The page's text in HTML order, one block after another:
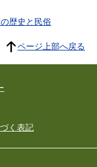
歴史と民俗
ページ上部へ戻る
く表記